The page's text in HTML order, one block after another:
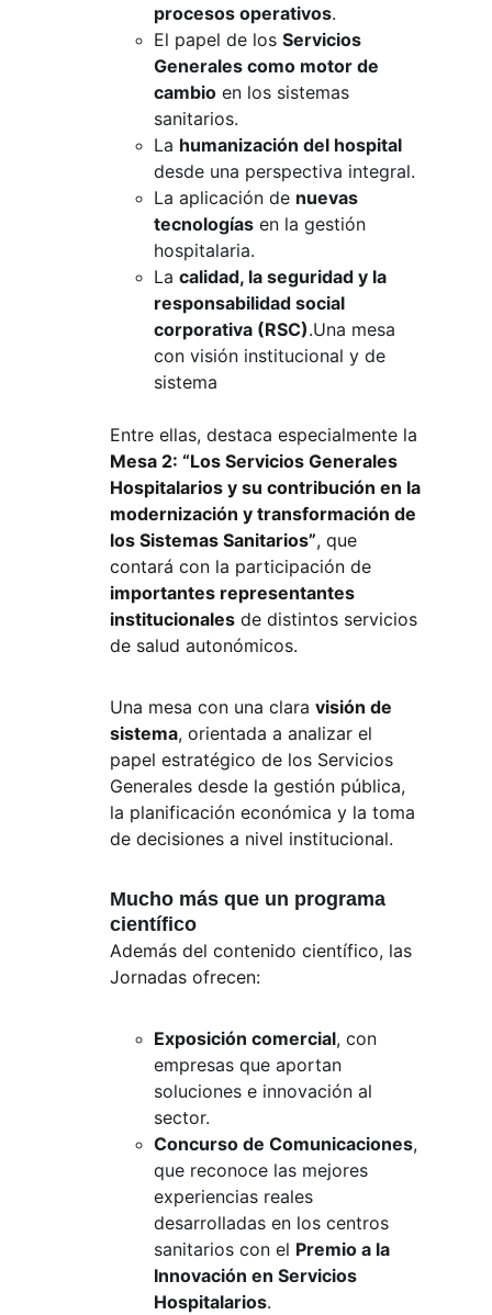
procesos operativos.
El papel de los Servicios
Generales como motor de
cambio en los sistemas
sanitarios.
La humanización del hospital
desde una perspectiva integral.
La aplicación de nuevas
tecnologías en la gestión
hospitalaria.
La calidad, la seguridad y la
responsabilidad social
corporativa (RSC).Una mesa
con visión institucional y de
sistema
Entre ellas, destaca especialmente la
Mesa 2: “Los Servicios Generales
Hospitalarios y su contribución en la
modernización y transformación de
los Sistemas Sanitarios”, que
contará con la participación de
importantes representantes
institucionales de distintos servicios
de salud autonómicos.
Una mesa con una clara visión de
sistema, orientada a analizar el
papel estratégico de los Servicios
Generales desde la gestión pública,
la planificación económica y la toma
de decisiones a nivel institucional.
Mucho más que un programa
científico
Además del contenido científico, las
Jornadas ofrecen:
Exposición comercial, con
empresas que aportan
soluciones e innovación al
sector.
Concurso de Comunicaciones,
que reconoce las mejores
experiencias reales
desarrolladas en los centros
sanitarios con el Premio a la
Innovación en Servicios
Hospitalarios.